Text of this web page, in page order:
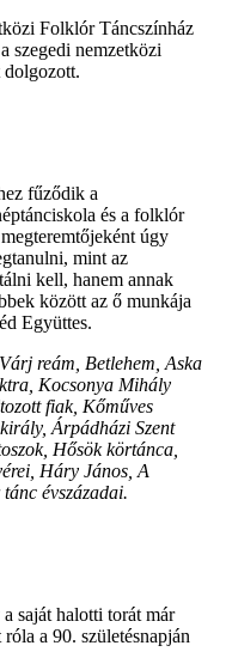
Folklór Táncszínház
szegedi nemzetközi
dolgozott.
fűződik a
és a folklór
úgy
mint az
kell, hanem annak
között az ő munkája
Együttes.
Várj reám, Betlehem, Aska
Kocsonya Mihály
fiak, Kőműves
Árpádházi Szent
Hősök körtánca,
Háry János, A
évszázadai.
saját halotti torát már
a 90. születésnapján